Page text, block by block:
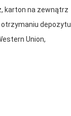
karton na zewnątrz
otrzymaniu depozytu
Union,